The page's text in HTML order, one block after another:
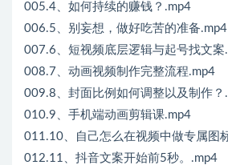
005.4、如何持续的赚钱？.mp4
006.5、别妄想，做好吃苦的准备.mp4
007.6、短视频底层逻辑与起号找文案
008.7、动画视频制作完整流程.mp4
009.8、封面比例如何调整以及制作？
010.9、手机端动画剪辑课.mp4
011.10、自己怎么在视频中做专属图
012.11、抖音文案开始前5秒。.mp4